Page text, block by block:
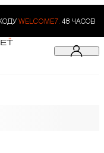
WELCOME7. 48 ЧАСОВ